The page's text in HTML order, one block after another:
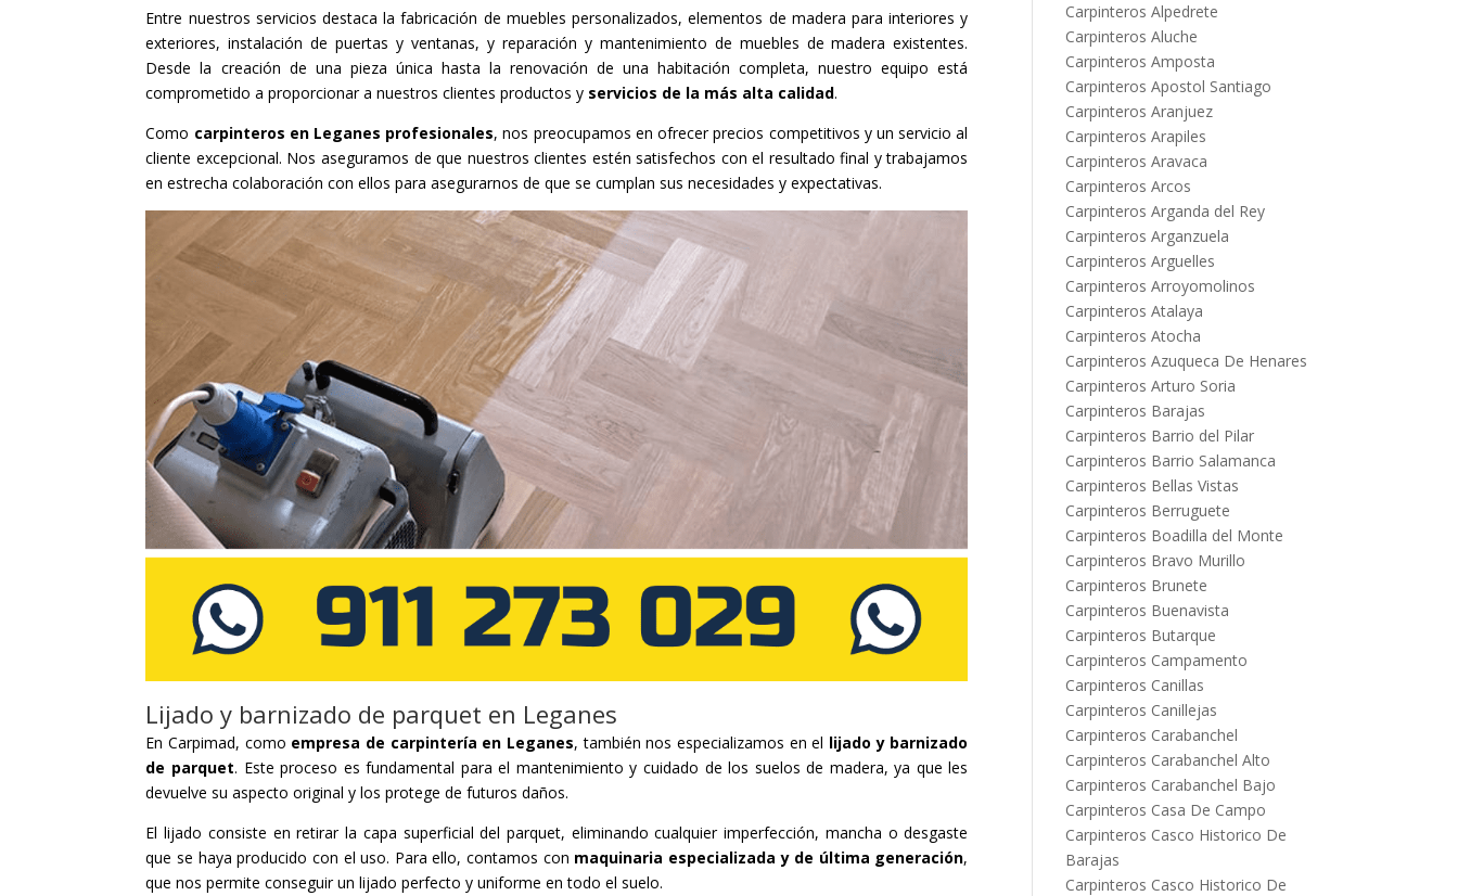
Entre nuestros servicios destaca la fabricación de muebles personalizados, elementos de madera para interiores y
exteriores, instalación de puertas y ventanas, y reparación y mantenimiento de muebles de madera existentes.
Desde la creación de una pieza única hasta la renovación de una habitación completa, nuestro equipo está
comprometido a proporcionar a nuestros clientes productos y servicios de la más alta calidad.
Como carpinteros en Leganes profesionales, nos preocupamos en ofrecer precios competitivos y un servicio al
cliente excepcional. Nos aseguramos de que nuestros clientes estén satisfechos con el resultado final y trabajamos
en estrecha colaboración con ellos para asegurarnos de que se cumplan sus necesidades y expectativas.
Lijado y barnizado de parquet en Leganes
En Carpimad, como empresa de carpintería en Leganes, también nos especializamos en el lijado y barnizado
de parquet. Este proceso es fundamental para el mantenimiento y cuidado de los suelos de madera, ya que les
devuelve su aspecto original y los protege de futuros daños.
El lijado consiste en retirar la capa superficial del parquet, eliminando cualquier imperfección, mancha o desgaste
que se haya producido con el uso. Para ello, contamos con maquinaria especializada y de última generación,
que nos permite conseguir un lijado perfecto y uniforme en todo el suelo.
Carpinteros Alpedrete
Carpinteros Aluche
Carpinteros Amposta
Carpinteros Apostol Santiago
Carpinteros Aranjuez
Carpinteros Arapiles
Carpinteros Aravaca
Carpinteros Arcos
Carpinteros Arganda del Rey
Carpinteros Arganzuela
Carpinteros Arguelles
Carpinteros Arroyomolinos
Carpinteros Atalaya
Carpinteros Atocha
Carpinteros Azuqueca De Henares
Carpinteros Arturo Soria
Carpinteros Barajas
Carpinteros Barrio del Pilar
Carpinteros Barrio Salamanca
Carpinteros Bellas Vistas
Carpinteros Berruguete
Carpinteros Boadilla del Monte
Carpinteros Bravo Murillo
Carpinteros Brunete
Carpinteros Buenavista
Carpinteros Butarque
Carpinteros Campamento
Carpinteros Canillas
Carpinteros Canillejas
Carpinteros Carabanchel
Carpinteros Carabanchel Alto
Carpinteros Carabanchel Bajo
Carpinteros Casa De Campo
Carpinteros Casco Historico De
Barajas
Carpinteros Casco Historico De